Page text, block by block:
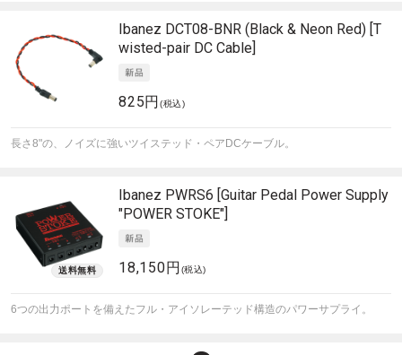
Ibanez DCT08-BNR (Black & Neon Red) [T
wisted-pair DC Cable]
825円(税込)
長さ8"の、ノイズに強いツイステッド・ペアDCケーブル。
Ibanez PWRS6 [Guitar Pedal Power Supply
"POWER STOKE"]
18,150円 (税込)
6つの出力ポートを備えたフル・アイソレーテッド構造のパワーサプライ。